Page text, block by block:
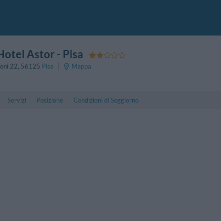
Astor- Pisa
22, 56125 Pisa Mappa
Servizi Posizione Condizioni di Soggiorno